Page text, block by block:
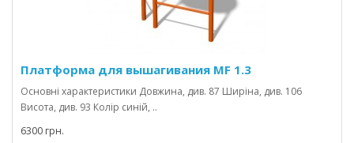
Платформа для вышагивания MF 1.3
Основні характеристики Довжина, див. 87 Ширіна, див. 106
Висота, див. 93 Колір синій, ..
6300 грн.